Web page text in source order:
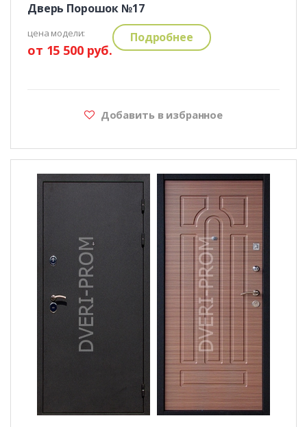
Дверь Порошок №17
цена модели:
от 15 500 руб.
Подробнее
Добавить в избранное